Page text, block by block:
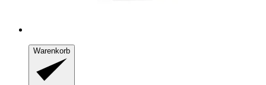
Warenkorb